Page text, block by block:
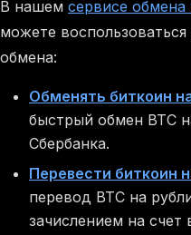
В нашем сервисе
можете
обмена:
Обменять биткоин
быстрый обмен BTC
Сбербанка.
Перевести биткоин
перевод BTC на
зачислением на счет